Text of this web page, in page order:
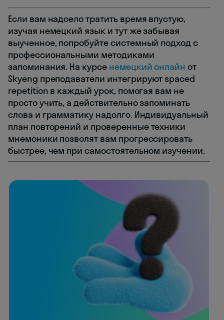
Если вам надоело тратить время впустую,
изучая немецкий язык и тут же забывая
выученное, попробуйте системный подход с
профессиональными методиками
запоминания. На курсе немецкий онлайн от
Skyeng преподаватели интегрируют spaced
repetition в каждый урок, помогая вам не
просто учить, а действительно запоминать
слова и грамматику надолго. Индивидуальный
план повторений и проверенные техники
мнемоники позволят вам прогрессировать
быстрее, чем при самостоятельном изучении.